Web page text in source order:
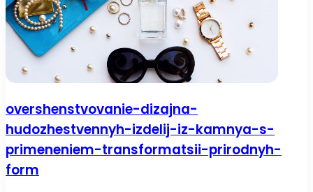
overshenstvovanie-dizajna-
hudozhestvennyh-izdelij-iz-kamnya-s-
primeneniem-transformatsii-prirodnyh-
form